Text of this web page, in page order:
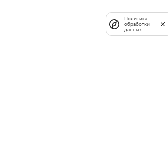
Политика
обработки
данных